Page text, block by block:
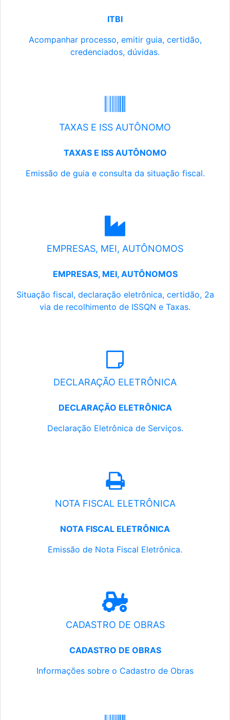
ITBI
Acompanhar processo, emitir guia, certidão,
credenciados, dúvidas.
TAXAS E ISS AUTÔNOMO
TAXAS E ISS AUTÔNOMO
Emissão de guia e consulta da situação fiscal.
EMPRESAS, MEI, AUTÔNOMOS
EMPRESAS, MEI, AUTÔNOMOS
Situação fiscal, declaração eletrônica, certidão, 2a
via de recolhimento de ISSQN e Taxas.
DECLARAÇÃO ELETRÔNICA
DECLARAÇÃO ELETRÔNICA
Declaração Eletrônica de Serviços.
NOTA FISCAL ELETRÔNICA
NOTA FISCAL ELETRÔNICA
Emissão de Nota Fiscal Eletrônica.
CADASTRO DE OBRAS
CADASTRO DE OBRAS
Informações sobre o Cadastro de Obras